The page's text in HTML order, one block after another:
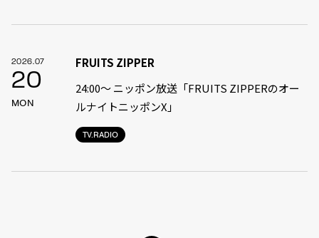
2026.07
20
MON
TV.RADIO
FRUITS ZIPPER
24:00〜 ニッポン放送「FRUITS ZIPPERのオー
ルナイトニッポンX」